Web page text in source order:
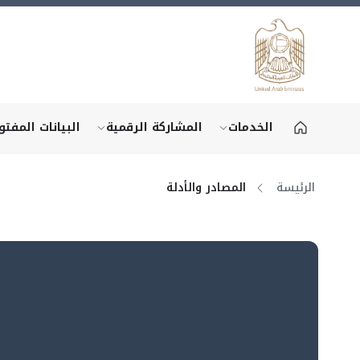
الخدماتshow submenu for "More"
المشاركة الرقميةparticipation"
البيانات
الرئيسة المصادر والأدلة